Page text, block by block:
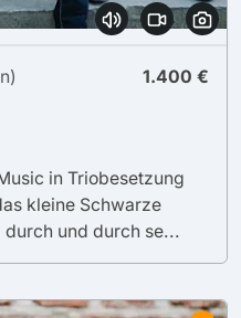
1.400 €
in Triobesetzung
kleine Schwarze
und durch se...